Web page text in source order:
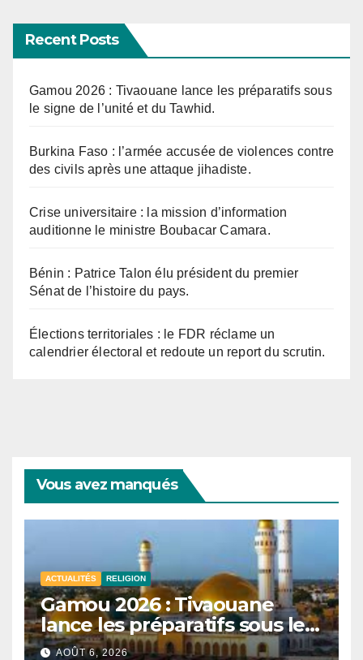
Recent Posts
Gamou 2026 : Tivaouane lance les préparatifs sous
le signe de l’unité et du Tawhid.
Burkina Faso : l’armée accusée de violences contre
des civils après une attaque jihadiste.
Crise universitaire : la mission d’information
auditionne le ministre Boubacar Camara.
Bénin : Patrice Talon élu président du premier
Sénat de l’histoire du pays.
Élections territoriales : le FDR réclame un
calendrier électoral et redoute un report du scrutin.
Vous avez manqués
ACTUALITÉS RELIGION
Gamou 2026 : Tivaouane
lance les préparatifs sous le
signe de l’unité et du Tawhid.
AOÛT 6, 2026